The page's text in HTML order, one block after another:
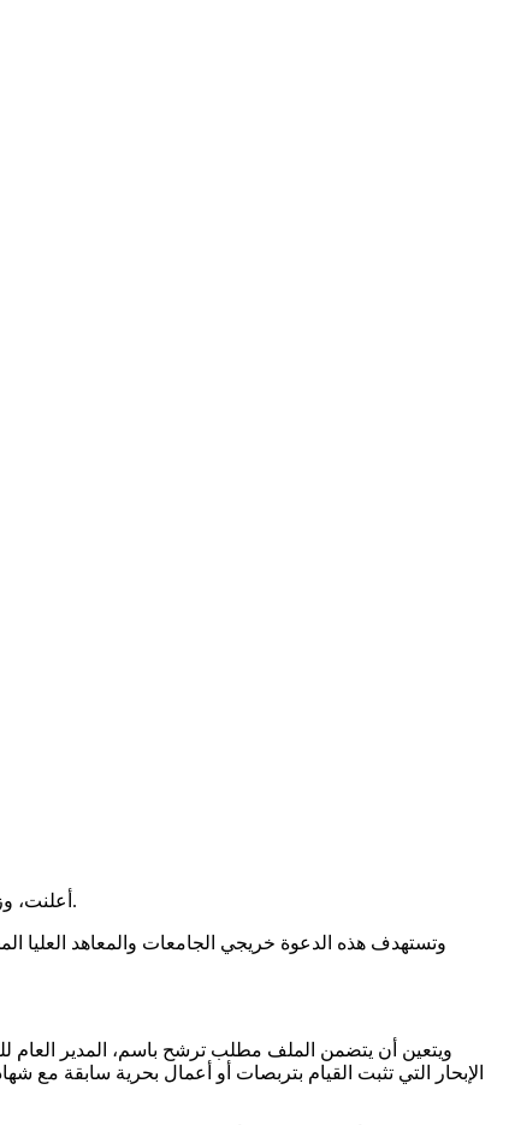
أعلنت، وزارة الفلاحة والموارد المائية والصيد البحري، في بلاغ صادر عنها، عن فتح باب الترشح لخطة “ملاحظ وطني” لموسم صيد التن الأحمر لسنة 2026.
وتستهدف هذه الدعوة خريجي الجامعات والمعاهد
ويتعين أن يتضمن الملف مطلب ترشح باسم، المدير العام
الإبحار التي تثبت القيام بتربصات أو أعمال بحرية سابقة